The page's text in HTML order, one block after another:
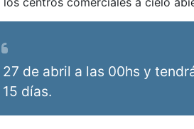
de abril a las 00hs y
días.